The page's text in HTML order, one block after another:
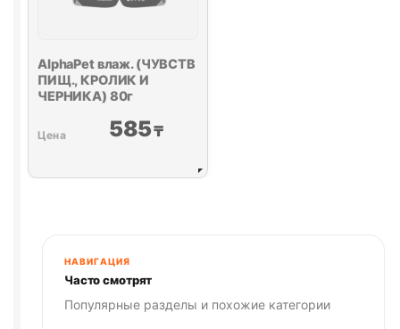
AlphaPet влаж. (ЧУВСТВ
ПИЩ., КРОЛИК И
ЧЕРНИКА) 80г
585₸
НАВИГАЦИЯ
Часто смотрят
Популярные разделы и похожие категории